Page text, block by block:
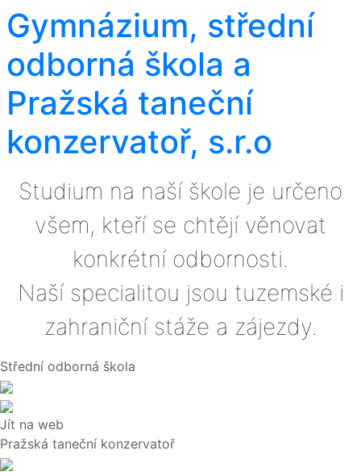
Gymnázium, střední
odborná škola a
Pražská taneční
konzervatoř, s.r.o
Studium na naší škole je určeno
všem, kteří se chtějí věnovat
konkrétní odbornosti.
Naší specialitou jsou tuzemské i
zahraniční stáže a zájezdy.
Střední odborná škola
Jít na web
Pražská taneční konzervatoř